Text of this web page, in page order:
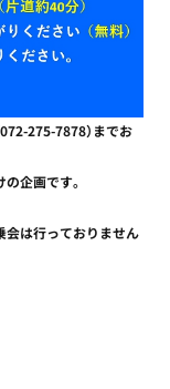
275-7878）までお
企画です。
は行っておりません